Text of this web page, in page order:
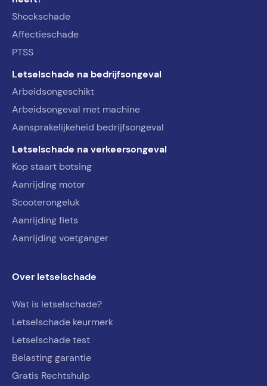
Shockschade
Affectieschade
PTSS
Letselschade na bedrijfsongeval
Arbeidsongeschikt
Arbeidsongeval met machine
Aansprakelijkeheid bedrijfsongeval
Letselschade na verkeersongeval
Kop staart botsing
Aanrijding motor
Scooterongeluk
Aanrijding fiets
Aanrijding voetganger
Over letselschade
Wat is letselschade?
Letselschade keurmerk
Letselschade test
Belasting garantie
Gratis Rechtshulp